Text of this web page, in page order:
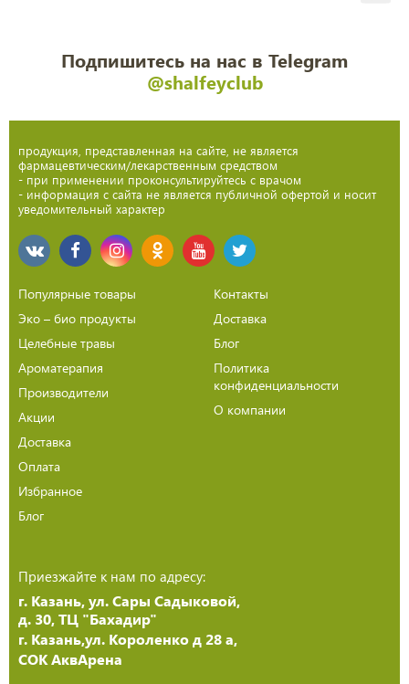
Подпишитесь на нас в Telegram
@shalfeyclub
продукция, представленная на сайте, не является
фармацевтическим/лекарственным средством
- при применении проконсультируйтесь с врачом
- информация с сайта не является публичной офертой и носит
уведомительный характер
Популярные товары
Эко – био продукты
Целебные травы
Ароматерапия
Производители
Акции
Доставка
Оплата
Избранное
Блог
Контакты
Доставка
Блог
Политика
конфиденциальности
О компании
Приезжайте к нам по адресу:
г. Казань, ул. Сары Садыковой,
д. 30, ТЦ "Бахадир"
г. Казань,ул. Короленко д 28 а,
СОК АквАрена